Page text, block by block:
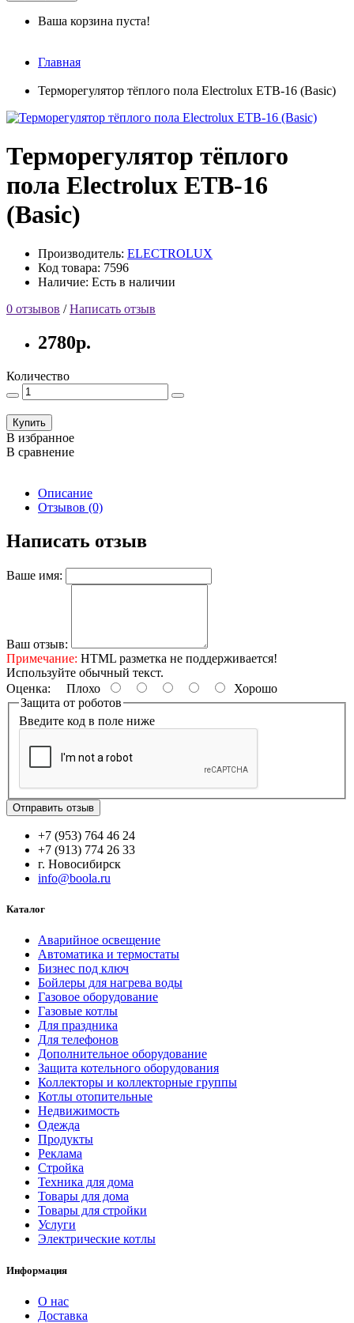
Ваша корзина пуста!
Главная
Терморегулятор тёплого пола Electrolux ETB-16 (Basic)
Терморегулятор тёплого
пола Electrolux ETB-16
(Basic)
Производитель: ELECTROLUX
Код товара: 7596
Наличие: Есть в наличии
0 отзывов /Написать отзыв
2780р.
Количество
Купить
В избранное
В сравнение
Описание
Отзывов (0)
Написать отзыв
Ваше имя:
Ваш отзыв:
Примечание: HTML разметка не поддерживается!
Используйте обычный текст.
Оценка: Плохо
Хорошо
Защита от роботов
Введите код в поле ниже
Отправить отзыв
+7 (953) 764 46 24
+7 (913) 774 26 33
г. Новосибирск
info@boola.ru
Каталог
Аварийное освещение
Автоматика и термостаты
Бизнес под ключ
Бойлеры для нагрева воды
Газовое оборудование
Газовые котлы
Для праздника
Для телефонов
Дополнительное оборудование
Защита котельного оборудования
Коллекторы и коллекторные группы
Котлы отопительные
Недвижимость
Одежда
Продукты
Реклама
Стройка
Техника для дома
Товары для дома
Товары для стройки
Услуги
Электрические котлы
Информация
О нас
Доставка